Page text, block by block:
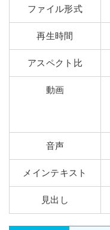
ファイル形式
再生時間
アスペクト比
動画
音声
メインテキスト
見出し